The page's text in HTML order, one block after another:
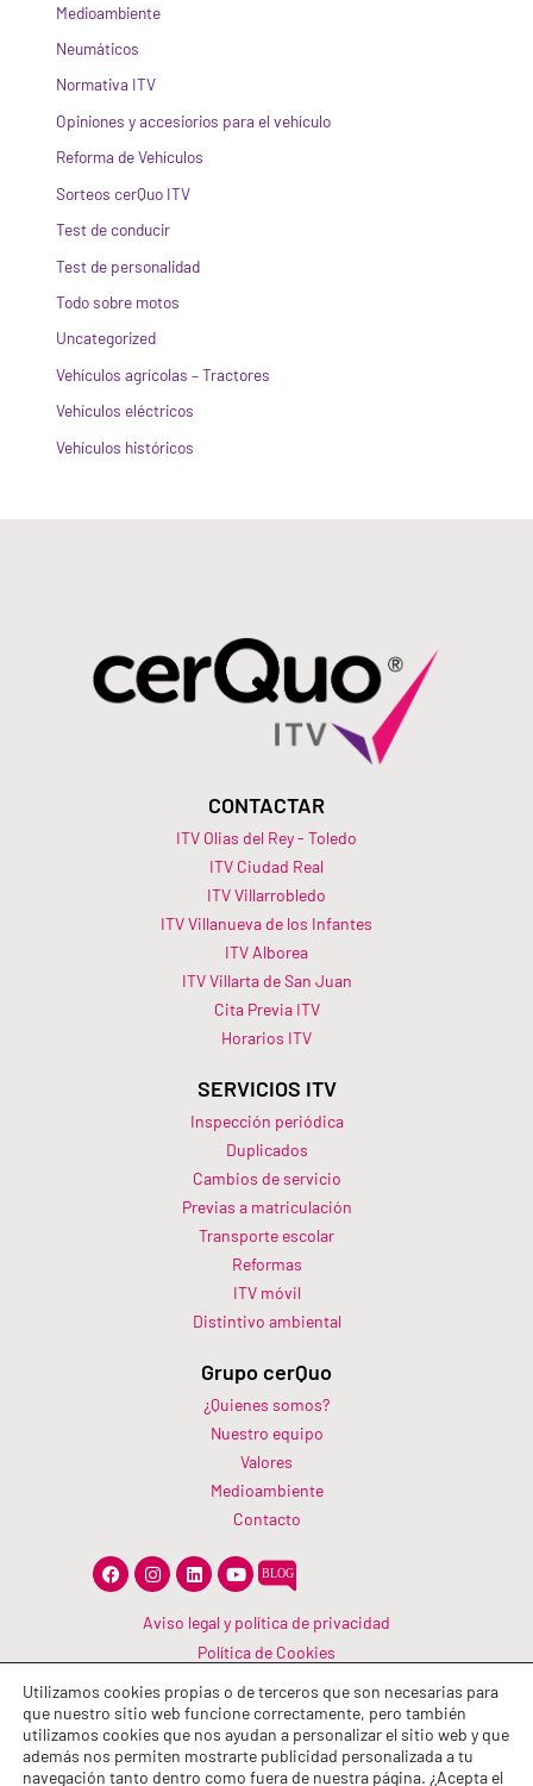
Medioambiente
Neumáticos
Normativa ITV
Opiniones y accesiorios para el vehículo
Reforma de Vehículos
Sorteos cerQuo ITV
Test de conducir
Test de personalidad
Todo sobre motos
Uncategorized
Vehículos agrícolas – Tractores
Vehículos eléctricos
Vehículos históricos
CONTACTAR
ITV Olias del Rey - Toledo
ITV Ciudad Real
ITV Villarrobledo
ITV Villanueva de los Infantes
ITV Alborea
ITV Villarta de San Juan
Cita Previa ITV
Horarios ITV​
SERVICIOS ITV
Inspección periódica
Duplicados
Cambios de servicio
Previas a matriculación
Transporte escolar
Reformas
ITV móvil
Distintivo ambiental
Grupo cerQuo
¿Quienes somos?
Nuestro equipo
Valores
Medioambiente
Contacto
F
a
c
o
k
I
n
s
t
a
r
a
m
L
i
n
k
e
d
i
n
Y
o
u
t
u
b
e
Aviso legal y política de privacidad
Política de Cookies
Canal Información
Política de calidad
Utilizamos cookies propias o de terceros que son necesarias para
que nuestro sitio web funcione correctamente, pero también
utilizamos cookies que nos ayudan a personalizar el sitio web y que
además nos permiten mostrarte publicidad personalizada a tu
navegación tanto dentro como fuera de nuestra página. ¿Acepta el